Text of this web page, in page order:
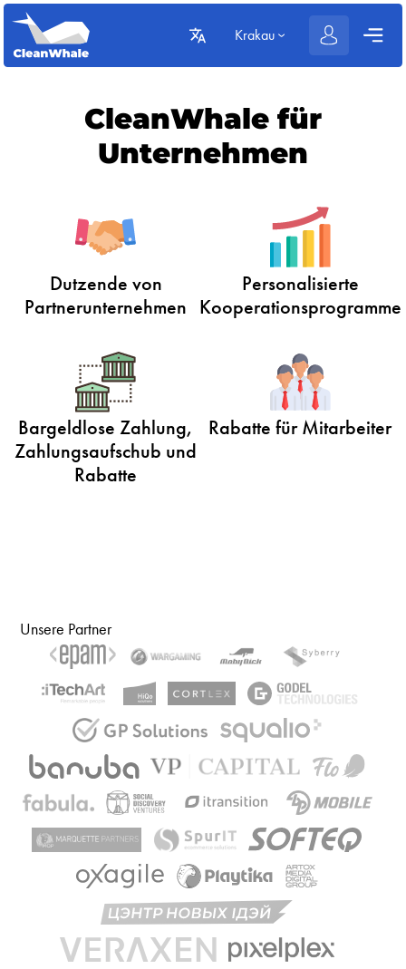
Krakau
CleanWhale für
Unternehmen
Dutzende von
Partnerunternehmen
Personalisierte
Kooperationsprogramme
Bargeldlose Zahlung,
Zahlungsaufschub und
Rabatte
Rabatte für Mitarbeiter
Unsere Partner